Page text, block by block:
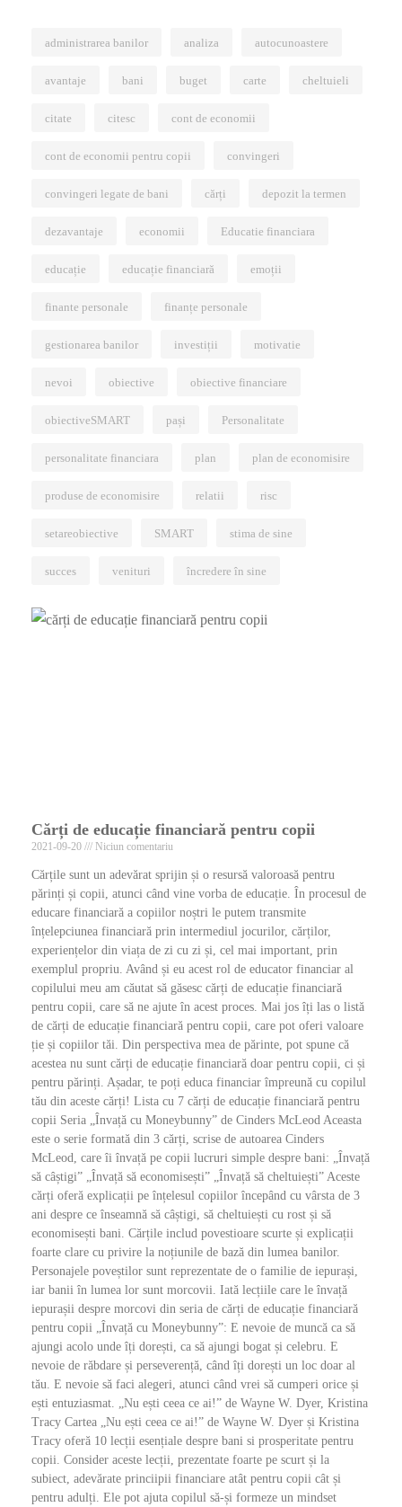
administrarea banilor analiza autocunoastere
avantaje bani buget carte cheltuieli
citate citesc cont de economii
cont de economii pentru copii convingeri
convingeri legate de bani cărți depozit la termen
dezavantaje economii Educatie financiara
educație educație financiară emoții
finante personale finanțe personale
gestionarea banilor investiții motivatie
nevoi obiective obiective financiare
obiectiveSMART pași Personalitate
personalitate financiara plan plan de economisire
produse de economisire relatii risc
setareobiective SMART stima de sine
succes venituri încredere în sine
Cărți de educație financiară pentru copii
2021-09-20 Niciun comentariu
Cărțile sunt un adevărat sprijin și o resursă valoroasă pentru
părinți și copii, atunci când vine vorba de educație. În procesul de
educare financiară a copiilor noștri le putem transmite
înțelepciunea financiară prin intermediul jocurilor, cărților,
experiențelor din viața de zi cu zi și, cel mai important, prin
exemplul propriu. Având și eu acest rol de educator financiar al
copilului meu am căutat să găsesc cărți de educație financiară
pentru copii, care să ne ajute în acest proces. Mai jos îți las o listă
de cărți de educație financiară pentru copii, care pot oferi valoare
ție și copiilor tăi. Din perspectiva mea de părinte, pot spune că
acestea nu sunt cărți de educație financiară doar pentru copii, ci și
pentru părinți. Așadar, te poți educa financiar împreună cu copilul
tău din aceste cărți! Lista cu 7 cărți de educație financiară pentru
copii Seria „Învață cu Moneybunny” de Cinders McLeod Aceasta
este o serie formată din 3 cărți, scrise de autoarea Cinders
McLeod, care îi învață pe copii lucruri simple despre bani: „Învață
să câștigi” „Învață să economisești” „Învață să cheltuiești” Aceste
cărți oferă explicații pe înțelesul copiilor începând cu vârsta de 3
ani despre ce înseamnă să câștigi, să cheltuiești cu rost și să
economisești bani. Cărțile includ povestioare scurte și explicații
foarte clare cu privire la noțiunile de bază din lumea banilor.
Personajele poveștilor sunt reprezentate de o familie de iepurași,
iar banii în lumea lor sunt morcovii. Iată lecțiile care le învață
iepurașii despre morcovi din seria de cărți de educație financiară
pentru copii „Învață cu Moneybunny”: E nevoie de muncă ca să
ajungi acolo unde îți dorești, ca să ajungi bogat și celebru. E
nevoie de răbdare și perseverență, când îți dorești un loc doar al
tău. E nevoie să faci alegeri, atunci când vrei să cumperi orice și
ești entuziasmat. „Nu ești ceea ce ai!” de Wayne W. Dyer, Kristina
Tracy Cartea „Nu ești ceea ce ai!” de Wayne W. Dyer și Kristina
Tracy oferă 10 lecții esențiale despre bani si prosperitate pentru
copii. Consider aceste lecții, prezentate foarte pe scurt și la
subiect, adevărate princiipii financiare atât pentru copii cât și
pentru adulți. Ele pot ajuta copilul să-și formeze un mindset